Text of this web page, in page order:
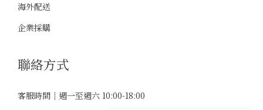
海外配送
企業採購
聯絡方式
客服時間｜週一至週六 10:00-18:00